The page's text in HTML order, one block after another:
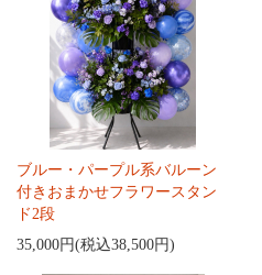
ブルー・パープル系バルーン
付きおまかせフラワースタン
ド2段
35,000円(税込38,500円)